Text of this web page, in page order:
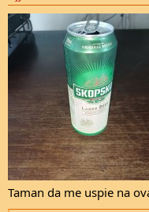
:
Taman da me uspie na